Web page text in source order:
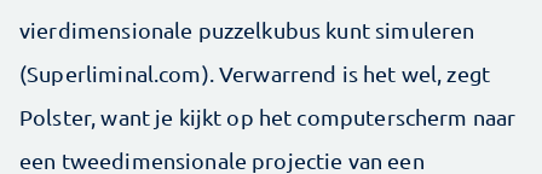
vierdimensionale puzzelkubus kunt simuleren
(Super­liminal.com). Verwarrend is het wel, zegt
Polster, want je kijkt op het computerscherm naar
een tweedimensionale projectie van een